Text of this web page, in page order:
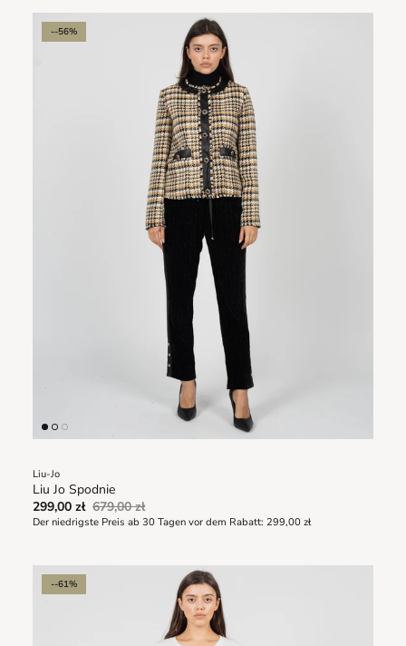
--56%
Liu-Jo
Liu Jo Spodnie
299,00 zł 679,00 zł
Der niedrigste Preis ab 30 Tagen vor dem Rabatt: 299,00 zł
--61%